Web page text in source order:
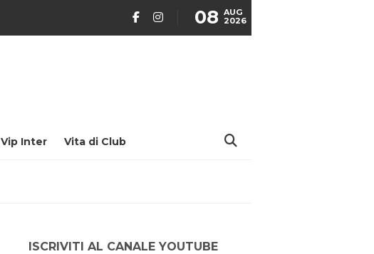
08 AUG
2026
Vip Inter Vita di Club
ISCRIVITI AL CANALE YOUTUBE